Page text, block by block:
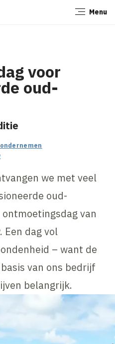
Menu
voor
oud-
we met veel
oud-
van
Een dag vol
– want de
van ons bedrijf
belangrijk.
Sluiten